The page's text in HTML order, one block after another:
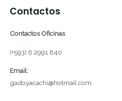
Contactos
Contactos Oficinas
(+593) 6 2991 840
Email:
gadoyacachi@hotmail.com